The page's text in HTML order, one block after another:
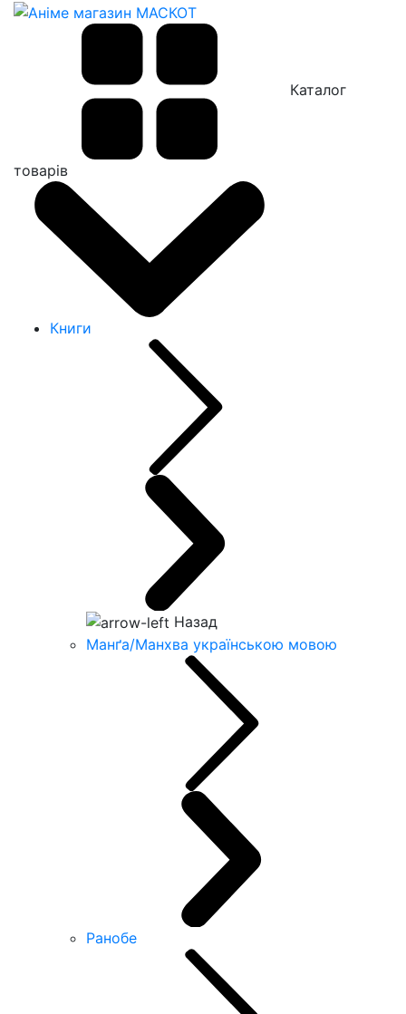
Каталог
товарів
Книги
Назад
Манґа/Манхва українською мовою
Ранобе